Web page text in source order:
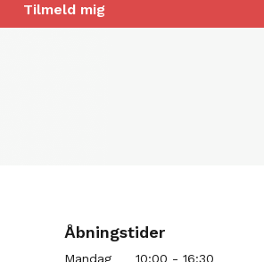
Tilmeld mig
Åbningstider
Mandag
10:00 - 16:30